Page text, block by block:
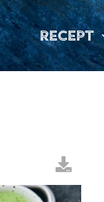
RECEPT